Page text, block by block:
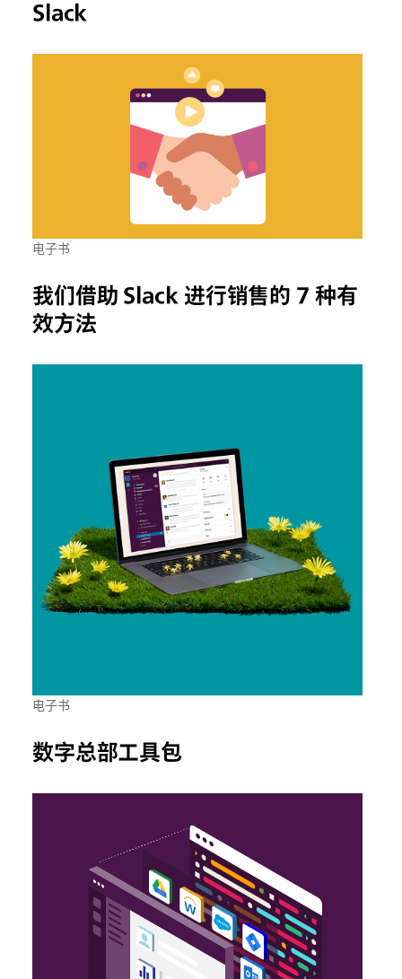
Slack
电子书
我们借助 Slack 进行销售的 7 种有
效方法
电子书
数字总部工具包